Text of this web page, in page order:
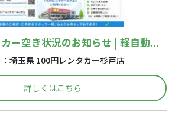
ー空き状況のお知らせ | 軽自動...
埼玉県 100円レンタカー杉戸店
詳しくはこちら